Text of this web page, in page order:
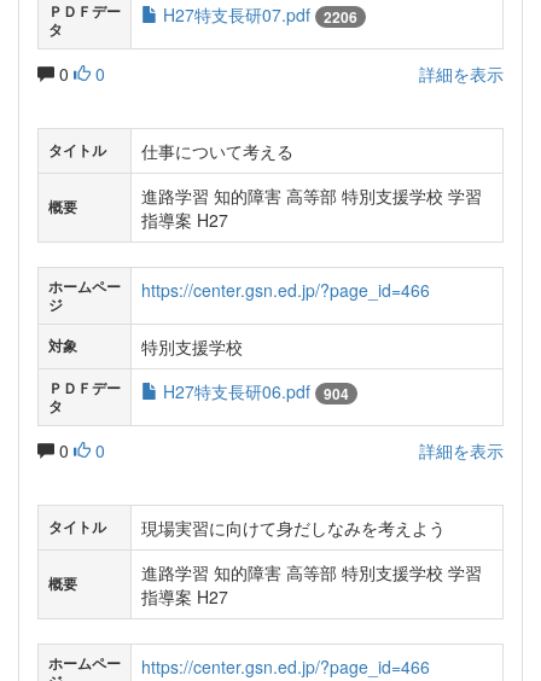
ＰＤＦデー
タ
H27特支長研07.pdf 2206
0 0 詳細を表示
タイトル 仕事について考える
概要
進路学習 知的障害 高等部 特別支援学校 学習
指導案 H27
ホームペー
ジ
https://center.gsn.ed.jp/?page_id=466
対象 特別支援学校
ＰＤＦデー
タ
H27特支長研06.pdf 904
0 0 詳細を表示
タイトル 現場実習に向けて身だしなみを考えよう
概要
進路学習 知的障害 高等部 特別支援学校 学習
指導案 H27
ホームペー
https://center.gsn.ed.jp/?page_id=466